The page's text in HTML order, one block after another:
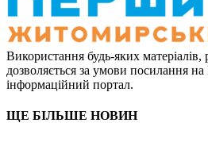
Використання будь-яких матеріалів,
дозволяється за умови посилання
інформаційний портал.
ЩЕ БІЛЬШЕ НОВИН